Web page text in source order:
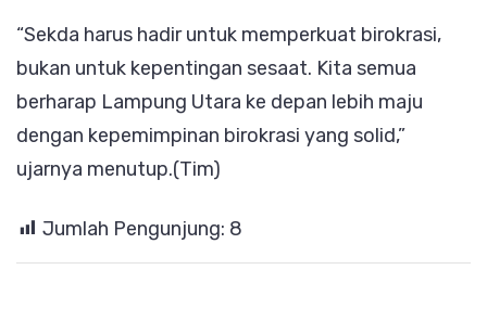
“Sekda harus hadir untuk memperkuat birokrasi,
bukan untuk kepentingan sesaat. Kita semua
berharap Lampung Utara ke depan lebih maju
dengan kepemimpinan birokrasi yang solid,”
ujarnya menutup.(Tim)
Jumlah Pengunjung: 8